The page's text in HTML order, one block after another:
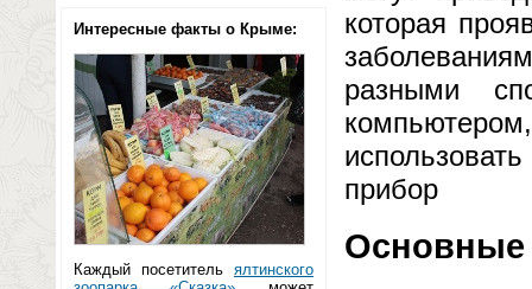
Интересные факты о Крыме:
Каждый посетитель ялтинского
которая
разными
прибор
Основные